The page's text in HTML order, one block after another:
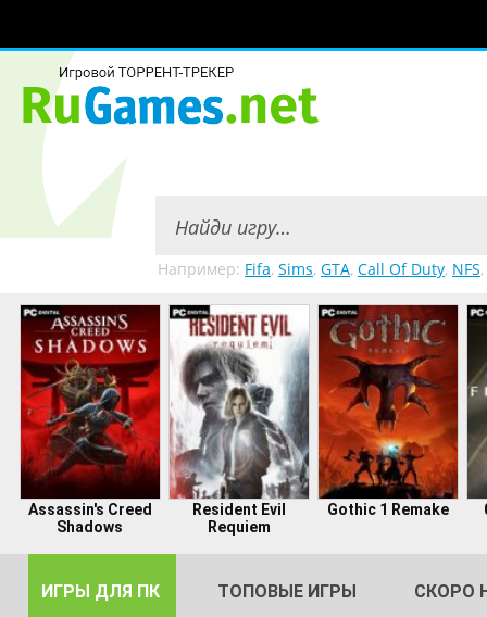
Например: Fifa, Sims, GTA, Call Of Duty, NFS,
Assassin's Creed
Shadows
Resident Evil
Requiem
Gothic 1 Remake
ИГРЫ ДЛЯ ПК ТОПОВЫЕ ИГРЫ СКОРО